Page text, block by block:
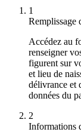
1
Remplissage
Accédez au
renseigner
figurent sur
et lieu de
délivrance et
données du
2
Informations